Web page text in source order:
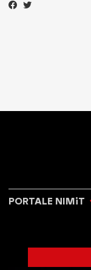
PORTALE NIMiT